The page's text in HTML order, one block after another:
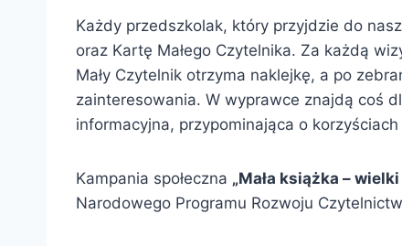
Każdy przedszkolak, który przyjdzie do
oraz Kartę Małego Czytelnika. Za każdą
Mały Czytelnik otrzyma naklejkę, a po
zainteresowania. W wyprawce znajdą coś
informacyjna, przypominająca o
Kampania społeczna „Mała książka –
Narodowego Programu Rozwoju